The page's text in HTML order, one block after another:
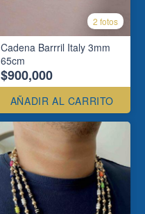
2 fotos
Cadena Barrril Italy 3mm
65cm
$900,000
AÑADIR AL CARRITO